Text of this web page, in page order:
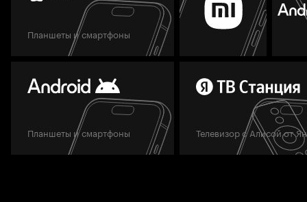
Планшеты и смартфоны
Планшеты и смартфоны Телевизор с Алисой от